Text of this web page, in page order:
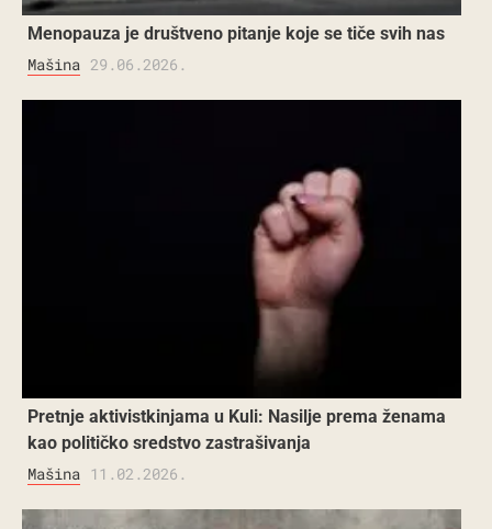
Menopauza je društveno pitanje koje se tiče svih nas
Mašina 29.06.2026.
Pretnje aktivistkinjama u Kuli: Nasilje prema ženama
kao političko sredstvo zastrašivanja
Mašina 11.02.2026.